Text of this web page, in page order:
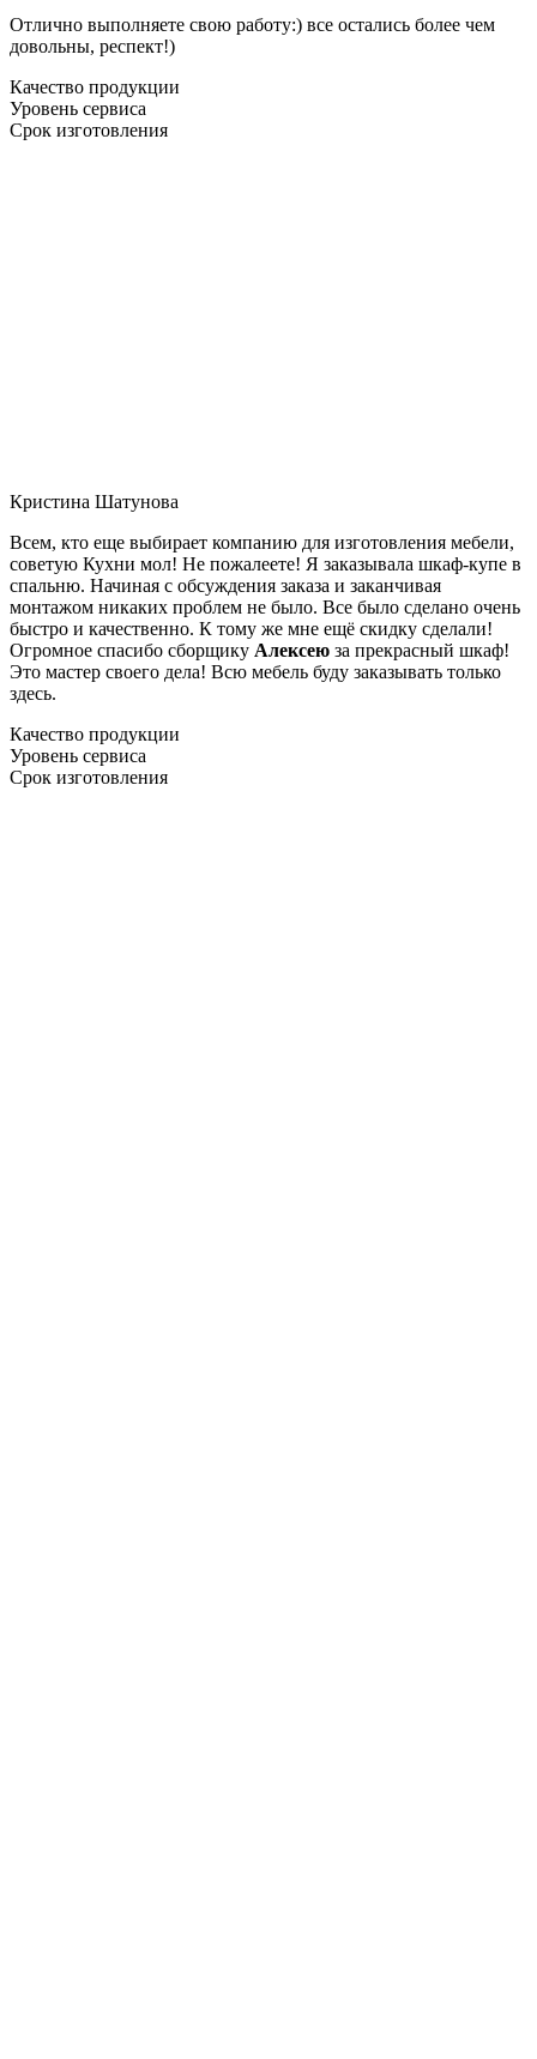
Отлично выполняете свою работу:) все остались более чем
довольны, респект!)
Качество продукции
Уровень сервиса
Срок изготовления
Кристина Шатунова
Всем, кто еще выбирает компанию для изготовления мебели,
советую Кухни мол! Не пожалеете! Я заказывала шкаф-купе в
спальню. Начиная с обсуждения заказа и заканчивая
монтажом никаких проблем не было. Все было сделано очень
быстро и качественно. К тому же мне ещё скидку сделали!
Огромное спасибо сборщику Алексею за прекрасный шкаф!
Это мастер своего дела! Всю мебель буду заказывать только
здесь.
Качество продукции
Уровень сервиса
Срок изготовления